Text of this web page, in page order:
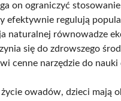
on ograniczyć
efektywnie regulują
naturalnej równowadze
się do zdrowszego
cenne narzędzie do nauki
owadów, dzieci mają